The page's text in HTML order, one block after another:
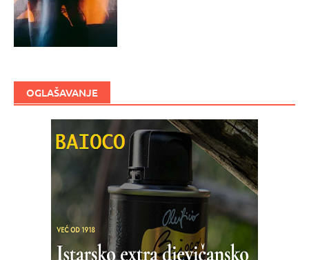
OGLAŠAVANJE